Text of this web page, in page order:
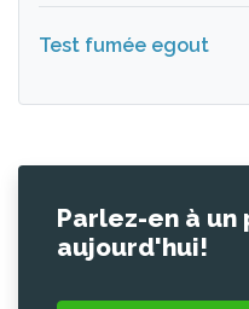
Test fumée egout
Parlez-en à
aujourd'hui!